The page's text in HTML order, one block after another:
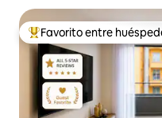
De los mejores en
Favorito entre